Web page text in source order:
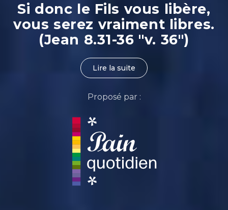
Si donc le Fils vous libère,
vous serez vraiment libres.
(Jean 8.31-36 "v. 36")
Lire la suite
Proposé par :